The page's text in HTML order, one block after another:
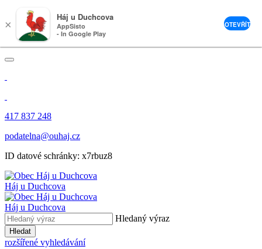
417 837 248
podatelna@ouhaj.cz
ID datové schránky: x7rbuz8
Háj u Duchcova
Háj u Duchcova
Hledaný výraz
Hledat
rozšířené vyhledávání
×
Háj u Duchcova
AppSisto
- In Google Play
OTEVŘÍT